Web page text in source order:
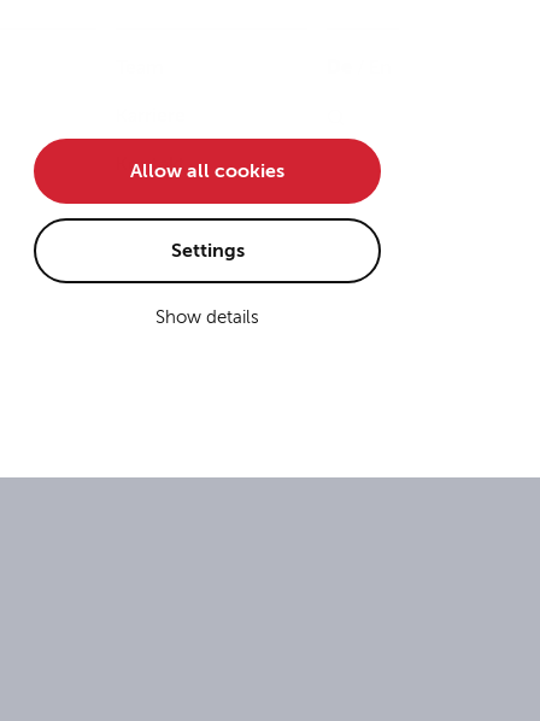
Allow all cookies
Settings
Show details
Kontakt